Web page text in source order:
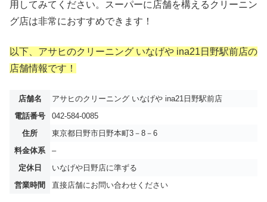
用してみてください。スーパーに店舗を構えるクリーニン
グ店は非常におすすめできます！
以下、アサヒのクリーニング いなげや ina21日野駅前店の
店舗情報です！
店舗名
アサヒのクリーニング いなげや ina21日野駅前店
電話番号
042-584-0085
住所
東京都日野市日野本町3－8－6
料金体系
–
定休日
いなげや日野店に準ずる
営業時間
直接店舗にお問い合わせください